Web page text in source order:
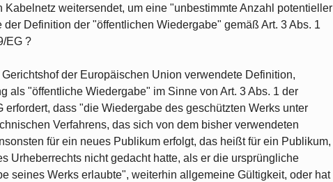
Kabelnetz weitersendet, um eine "unbestimmte Anzahl potentieller
Definition der "öffentlichen Wiedergabe" gemäß Art. 3 Abs. 1
EG ?
der Europäischen Union verwendete Definition,
als "öffentliche Wiedergabe" im Sinne von Art. 3 Abs. 1 der
erfordert, dass "die Wiedergabe des geschützten Werks unter
Verfahrens, das sich von dem bisher verwendeten
für ein neues Publikum erfolgt, das heißt für ein Publikum,
Urheberrechts nicht gedacht hatte, als er die ursprüngliche
seines Werks erlaubte", weiterhin allgemeine Gültigkeit, oder hat